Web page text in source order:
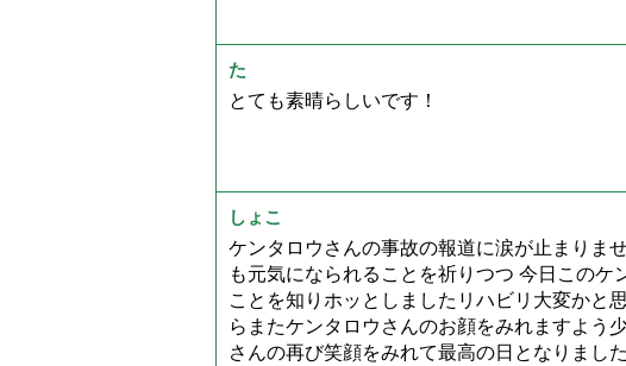
た
とても素晴らしいです！
しょこ
ケンタロウさんの事故の報道に涙が止まりま
も元気になられることを祈りつつ 今日この
ことを知りホッとしましたリハビリ大変かと
らまたケンタロウさんのお顔をみれますよう
さんの再び笑顔をみれて最高の日となりまし